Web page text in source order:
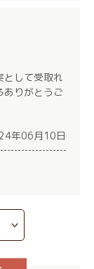
して受取れ
りがとうご
年06月10日